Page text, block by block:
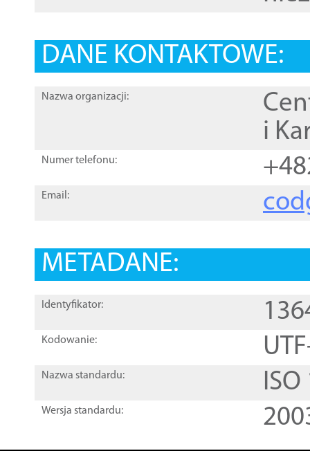
DANE KONTAKTOWE:
Nazwa organizacji:
i
Numer telefonu:
Email:
METADANE:
Identyfikator:
Kodowanie:
Nazwa standardu:
Wersja standardu: